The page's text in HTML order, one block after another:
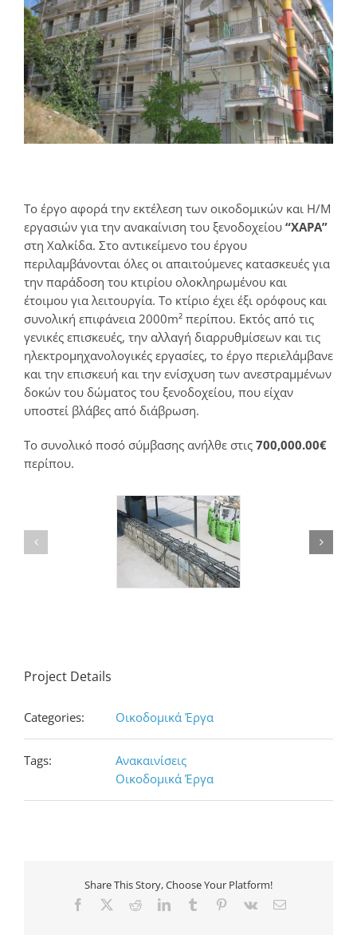
Το έργο αφορά την εκτέλεση των οικοδομικών και Η/Μ
εργασιών για την ανακαίνιση του ξενοδοχείου “ΧΑΡΑ”
στη Χαλκίδα. Στο αντικείμενο του έργου
περιλαμβάνονται όλες οι απαιτούμενες κατασκευές για
την παράδοση του κτιρίου ολοκληρωμένου και
έτοιμου για λειτουργία. Το κτίριο έχει έξι ορόφους και
συνολική επιφάνεια 2000m² περίπου. Εκτός από τις
γενικές επισκευές, την αλλαγή διαρρυθμίσεων και τις
ηλεκτρομηχανολογικές εργασίες, το έργο περιελάμβανε
και την επισκευή και την ενίσχυση των ανεστραμμένων
δοκών του δώματος του ξενοδοχείου, που είχαν
υποστεί βλάβες από διάβρωση.
Το συνολικό ποσό σύμβασης ανήλθε στις 700,000.00€
περίπου.
Project Details
Categories: Οικοδομικά Έργα
Tags:
Ανακαινίσεις
Οικοδομικά Έργα
Share This Story, Choose Your Platform!
Facebook RedditLinkedInTumblr Pinterest
Vk
Ηλ.